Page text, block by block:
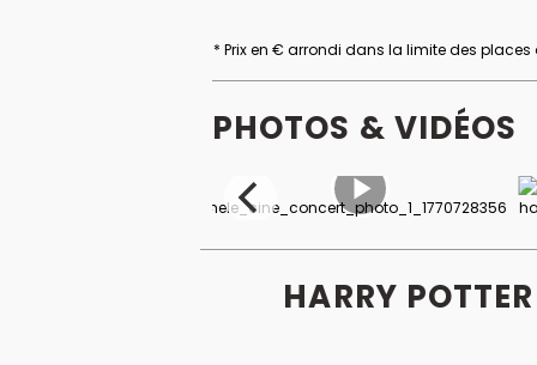
* Prix en € arrondi dans la limite des places
PHOTOS & VIDÉOS
HARRY